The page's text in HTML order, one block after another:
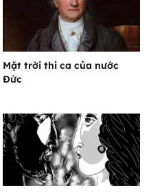
Mặt trời thi ca của nước
Đức